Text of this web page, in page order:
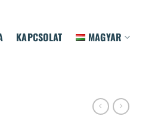
KAPCSOLAT MAGYAR